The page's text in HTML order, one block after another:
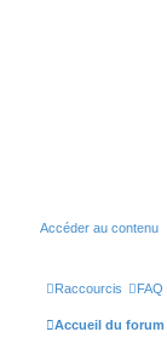
Accéder au contenu
Raccourcis FAQ
Accueil du forum